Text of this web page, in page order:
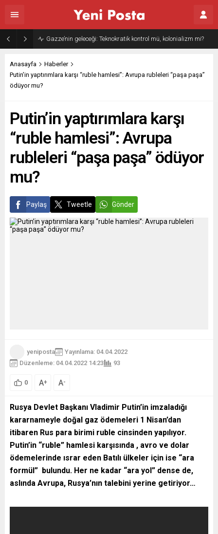
Gazze’nin geleceği: Teknokratik kontrol mü, kolonializm mi?
Anasayfa
Haberler
Putin’in yaptırımlara karşı “ruble hamlesi”: Avrupa rubleleri “paşa paşa”
ödüyor mu?
Putin’in yaptırımlara karşı
“ruble hamlesi”: Avrupa
rubleleri “paşa paşa” ödüyor
mu?
Paylaş Tweetle Gönder
yeniposta
Yayınlama: 04.04.2022
Düzenleme: 04.04.2022 14:23
93
0 A+ A-
Rusya Devlet Başkanı Vladimir Putin’in imzaladığı
kararnameyle doğal gaz ödemeleri 1 Nisan’dan
itibaren Rus para birimi ruble cinsinden yapılıyor.
Putin’in “ruble” hamlesi karşısında , avro ve dolar
ödemelerinde ısrar eden Batılı ülkeler için ise “ara
formül” bulundu. Her ne kadar “ara yol” dense de,
aslında Avrupa, Rusya’nın talebini yerine getiriyor…